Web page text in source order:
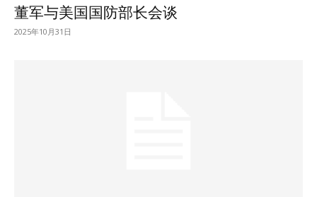
董军与美国国防部长会谈
2025年10月31日